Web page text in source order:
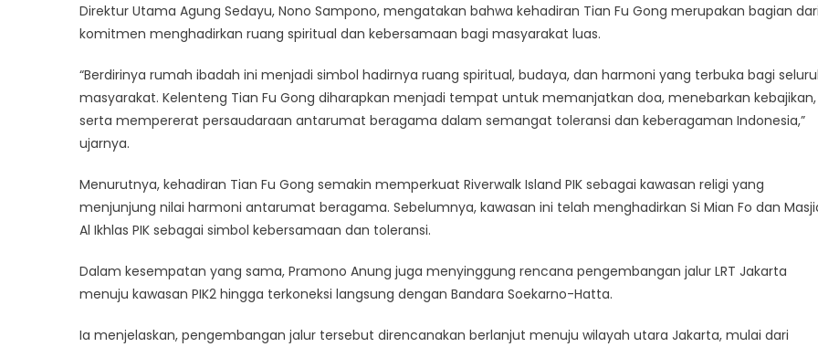
Direktur Utama Agung Sedayu, Nono Sampono, mengatakan bahwa kehadiran Tian Fu Gong merupakan bagian
komitmen menghadirkan ruang spiritual dan kebersamaan bagi masyarakat luas.
“Berdirinya rumah ibadah ini menjadi simbol hadirnya ruang spiritual, budaya, dan harmoni yang terbuka bagi
masyarakat. Kelenteng Tian Fu Gong diharapkan menjadi tempat untuk memanjatkan doa, menebarkan kebajikan,
serta mempererat persaudaraan antarumat beragama dalam semangat toleransi dan keberagaman Indonesia,”
ujarnya.
Menurutnya, kehadiran Tian Fu Gong semakin memperkuat Riverwalk Island PIK sebagai kawasan religi yang
menjunjung nilai harmoni antarumat beragama. Sebelumnya, kawasan ini telah menghadirkan Si Mian Fo dan
Al Ikhlas PIK sebagai simbol kebersamaan dan toleransi.
Dalam kesempatan yang sama, Pramono Anung juga menyinggung rencana pengembangan jalur LRT Jakarta
menuju kawasan PIK2 hingga terkoneksi langsung dengan Bandara Soekarno-Hatta.
Ia menjelaskan, pengembangan jalur tersebut direncanakan berlanjut menuju wilayah utara Jakarta, mulai dari